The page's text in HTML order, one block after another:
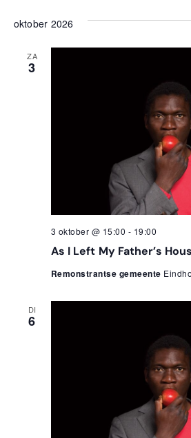
oktober 2026
ZA
3
As I Left My Father’s
3 oktober @ 15:00 - 19:00
Remonstrantse gemeente
DI
6